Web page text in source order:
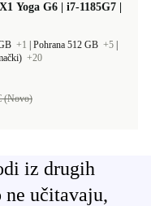
Yoga G6 | i7-1185G7 |
+1 Pohrana 512 GB +5
+20
(Novo)
iz drugih
ne učitavaju,